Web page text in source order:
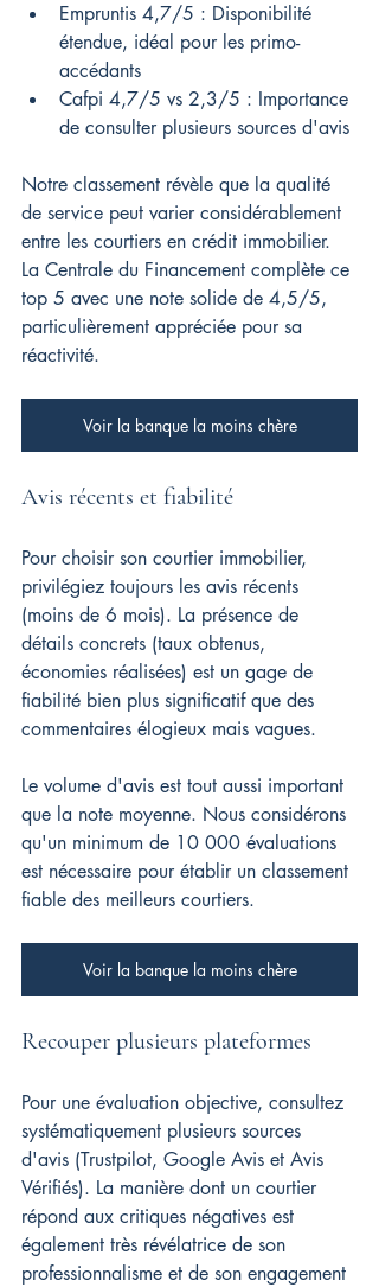
Empruntis 4,7/5 : Disponibilité
étendue, idéal pour les primo-
accédants
Cafpi 4,7/5 vs 2,3/5 : Importance
de consulter plusieurs sources d'avis
Notre classement révèle que la qualité
de service peut varier considérablement
entre les courtiers en crédit immobilier.
La Centrale du Financement complète ce
top 5 avec une note solide de 4,5/5,
particulièrement appréciée pour sa
réactivité.
Voir la banque la moins chère
Avis récents et fiabilité
Pour choisir son courtier immobilier,
privilégiez toujours les avis récents
(moins de 6 mois). La présence de
détails concrets (taux obtenus,
économies réalisées) est un gage de
fiabilité bien plus significatif que des
commentaires élogieux mais vagues.
Le volume d'avis est tout aussi important
que la note moyenne. Nous considérons
qu'un minimum de 10 000 évaluations
est nécessaire pour établir un classement
fiable des meilleurs courtiers.
Voir la banque la moins chère
Recouper plusieurs plateformes
Pour une évaluation objective, consultez
systématiquement plusieurs sources
d'avis (Trustpilot, Google Avis et Avis
Vérifiés). La manière dont un courtier
répond aux critiques négatives est
également très révélatrice de son
professionnalisme et de son engagement